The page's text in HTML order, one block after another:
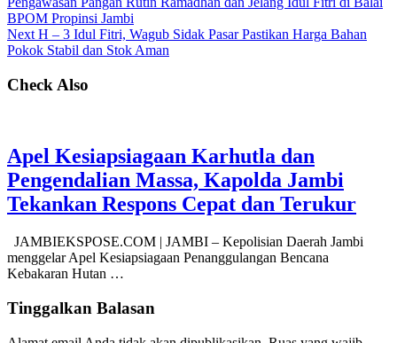
BPOM Propinsi Jambi
Next H – 3 Idul Fitri, Wagub Sidak Pasar Pastikan Harga Bahan
Pokok Stabil dan Stok Aman
Check Also
Apel Kesiapsiagaan Karhutla dan
Pengendalian Massa, Kapolda Jambi
Tekankan Respons Cepat dan Terukur
JAMBIEKSPOSE.COM | JAMBI – Kepolisian Daerah Jambi
menggelar Apel Kesiapsiagaan Penanggulangan Bencana
Kebakaran Hutan …
Tinggalkan Balasan